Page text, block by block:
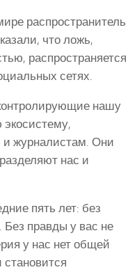
распространитель
что ложь,
распространяется
сетях.
нашу
и журналистам. Они
нас и
пять лет: без
правды у вас не
у нас нет общей
становится